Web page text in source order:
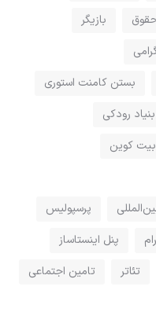
بازیگر
بستن کامنت استوری
بنیاد رودکی
بیت کوین
پرسپولیس
پنل اینستاساز
تئاتر
تامین اجتماعی